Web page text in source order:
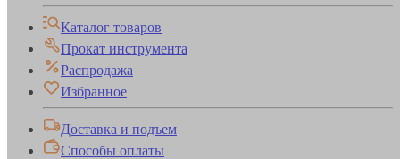
Каталог товаров
Прокат инструмента
Распродажа
Избранное
Доставка и подъем
Способы оплаты